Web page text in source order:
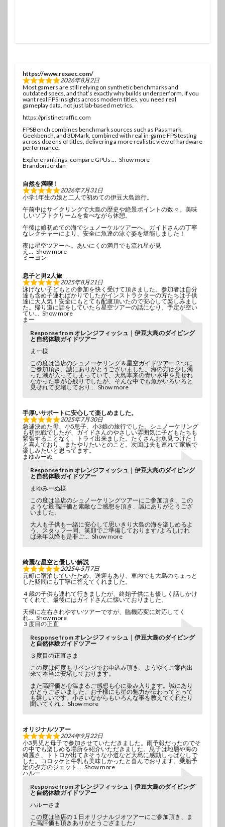
https://www.rexaec.com/
2026年8月2日
Most gamers are still relying on synthetic benchmarks and
outdated specs, and that’s exactly why builds underperform. If you
want real FPS insights across modern titles, you need real
gameplay data, not just lab-based metrics.
https://pristinetraffic.com
FPSBench combines benchmark sources such as Passmark,
Geekbench, and 3DMark, combined with real in-game FPS testing
across dozens of titles, delivering a more realistic view of hardware
performance.
Explore rankings, compare GPUs
Show more
Brandon Jordan
自然を満喫！
2026年7月31日
小学1年生の娘と二人で初めての伊豆大島旅行。
午前中はサイクリングで大島の歴史や絶景ポイントの数々。美味
しいソフトクリームを食べながら休憩。
午後は娘初めての海でシュノーケルツアーへ。ガイドさんの丁寧
なレクチャーにより、安全に魚達の泳ぐ姿を堪能しました！
夜は星空ツアーへ。あいにくの満月でも流れ星が見
え
Show more
ミーヨン
息子と男2人旅
2025年8月21日
泳げない子どもとの参加を快く受けて頂きました。参加者は自分
達も含め子連ればかりでしたがインストラクターの方たちは子供
達に大人気！安全にもとても配慮頂いたので安心して楽しみまし
た。帰り道に話をしていたら星空ツアーの話になり、予定が空い
てい
Show more
まー
Response from オレンジフィッシュ｜伊豆大島のダイビング
と自然体験ガイドツアー
まー様
この度は当店のシュノーケリング＆星空ガイドツアー２つに
ご参加頂き、誠にありがとうございました。海の方は少し濁
った潮が入ってしまっていて、大島本来の青い水中を見せれ
なかった事が心残りでしたが、そんな中でも魚がいろいろと
見せれて安堵しており
Show more
手厚いサポートに安心して楽しめました。
2025年7月30日
急遽決めた母、小5息子、小3娘の旅行でした。シュノーケリング
も初挑戦でしたが、ガイドさんのやさしい雰囲気に子どもたちも
緊張することなく、トライ出来ました。たくさんお魚見つけた！
と喜んでおり、またやりたいとのこと。次回は夫も連れて家族で
楽しみたいと思ってます。
まゆみーぬ
Response from オレンジフィッシュ｜伊豆大島のダイビング
と自然体験ガイドツアー
まゆみーぬ様
この度は当店のシュノーケリングツアーにご参加頂き、この
ような最高評価と素敵なご感想を頂き、誠にありがとうござ
いました。
大人も子供も一緒に安心して思いきり大島の海を楽しめるよ
う、スタッフ一同、笑顔でご準備しております♪よろしけれ
ば来年以降も是非ご
Show more
綺麗な星空と優しい解説
2025年5月7日
元町に宿泊していたため、送迎もあり、車内でも大島のちょっと
した疑問にも丁寧に答えてくれました。
４歳の子供も連れて行きましたが、終始子供にも優しく話しかけ
てくれて、最後にはガイドさんに懐いておりました。
天候に左右されやすいツアーですが、臨機応変に対応してく
れ
Show more
３度目の正直
Response from オレンジフィッシュ｜伊豆大島のダイビング
と自然体験ガイドツアー
３度目の正直さま
この度は何度もリベンジでお申込み頂き、ようやくご案内出
来て本当に安堵しております。
また高評価と心温まるご感想も心に染み入ります。誠にあり
がとうございました。お子様にも星の魅力が伝わってとって
も嬉しいです。小さいながらもいろんな事を教えてくれたり
聞いてくれ
Show more
オリジナルツアー
2024年9月22日
小3男児と母子で参加させていただきました。雨予報だったのでそ
の中でも楽しめる場所を紹介いただきました。息子は地層や海の
綺麗さ、トトロが出てきそうな小道など大島に感動しっぱなしで
した。コロッケと牛乳も美味しかったと喜んでおります。乗船予
定の夕方のジェット
Show more
ハルー
Response from オレンジフィッシュ｜伊豆大島のダイビング
と自然体験ガイドツアー
ハルーさま
この度は当店の１日オリジナルジオツアーにご参加頂き、ま
た高評価も頂きありがとうござました♪